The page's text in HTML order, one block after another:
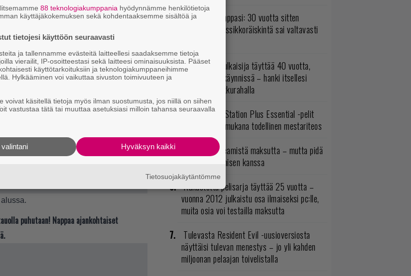
puhutaan! Nappaa ajankohtaiset
No johan pomppasi: 30 vuotta sitten
ilmestynyt klassikkoräiskintä sai valtavasti
Rakastettu julkaisija täyttää 40 vuotta,
valtavat alet käynnissä – hanki itsellesi
klassikoita pikkurahalla
Elokuun PlayStation Plus Essential -pelit
ilmestyivät – mukana todellinen mestariteos
Loistopeli Steamistä maksutta – mutta pidä
kiirettä lataamisen kanssa
Rakastettu pelisarja täyttää 25 vuotta –
vuonna 2012 julkaistu osa ilmaiseksi pc:lle,
muita osia voi testailla maksutta
Tulevasta Resident Evil -uusioversiosta
näyttäisi tulevan menestys – jo yli kahden
miljoonan pelaajan toivelistalla
88 teknologiakumppania hyödynnämme henkilötietoja
käyttäjäkokemuksen sekä kohdentaaksemme sisältöä ja
tietojesi käyttöön seuraavasti
ja tallennamme evästeitä laitteellesi saadaksemme tietoja
vierailit, IP-osoitteestasi sekä laitteesi ominaisuuksista. Pääset
käyttötarkoituksiin ja teknologiakumppaneihimme
Hylkääminen voi vaikuttaa sivuston toimivuuteen ja
voivat käsitellä tietoja myös ilman suostumusta, jos niillä on siihen
vastustaa tätä tai muuttaa asetuksiasi milloin tahansa seuraavalla
Hyväksyn kaikki
Tietosuojakäytäntömme